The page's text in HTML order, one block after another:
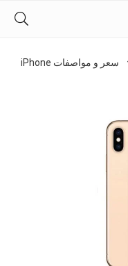
سعر و مواصفات iPhone